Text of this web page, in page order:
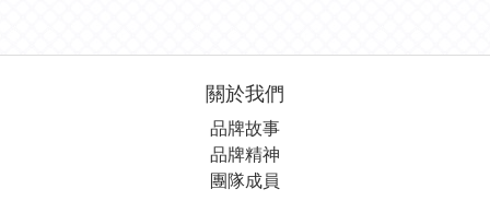
關於我們
品牌故事
品牌精神
團隊成員